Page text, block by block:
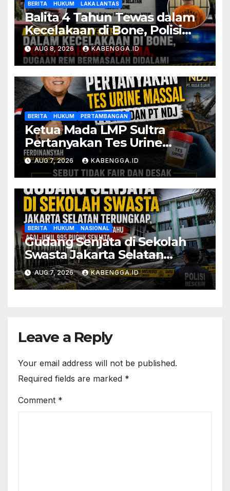
BERITA HUKUM LAKA LANTAS
Balita 4 Tahun Tewas dalam
Kecelakaan di Bone, Polisi
Tahan Ipda MA, Dugaan Rem
Bermasalah Didalami
AUG 8, 2026 KABENGGA.ID
BERITA HUKUM PERTAMBANGAN
Ketua Mada LMP Sultra
Pertanyakan Tes Urine
Massal PT GMS dan PT NDJ,
Sebut Tidak Fair dan Desak
DPRD Gelar Hearing
AUG 7, 2026 KABENGGA.ID
BERITA HUKUM NASIONAL
Gudang Senjata di Sekolah
Swasta Jakarta Selatan
Terungkap, Pengurus Baru
Mengaku Tak Tahu Asal-Usul
995 Pucuk Senjata
AUG 7, 2026 KABENGGA.ID
Leave a Reply
Your email address will not be published.
Required fields are marked *
Comment *